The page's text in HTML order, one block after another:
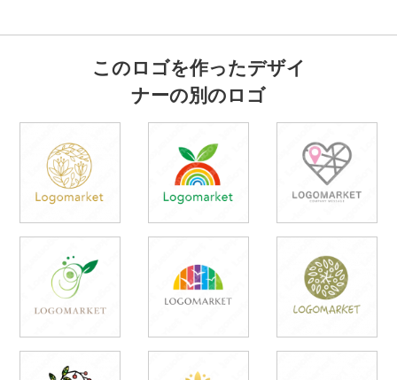
このロゴを作ったデザイ
ナーの別のロゴ